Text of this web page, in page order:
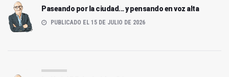
Paseando por la ciudad... y pensando en voz alta
PUBLICADO EL 15 DE JULIO DE 2026